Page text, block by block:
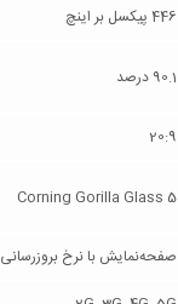
446 پیکسل بر اینچ
90.1 درصد
20:9
Corning Gorilla Glass 5
صفحه‌نمایش با نرخ بروزرسانی 120 هرتز / صفحه‌نمایش با حداکثر روشنایی 1800 نیت (nits)